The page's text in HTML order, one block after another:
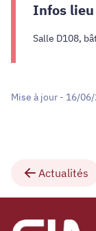
Infos lieu
Salle D108,
Mise à jour - 16/
Actualités